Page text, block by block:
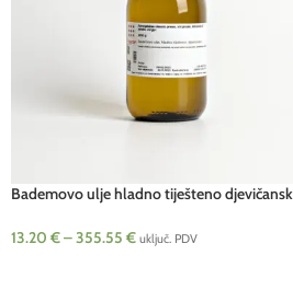
Bademovo ulje hladno tiješteno
13.20 €–355.55 € uključ. PDV